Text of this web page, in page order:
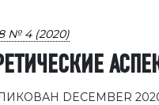
№ 4 (2020)
DECEMBER